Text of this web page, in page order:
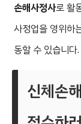
손해사정사로 활
사정업을 영위하
동할 수 있습니다.
신체손